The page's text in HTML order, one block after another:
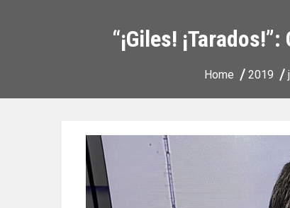
“¡Giles!
Home 2019